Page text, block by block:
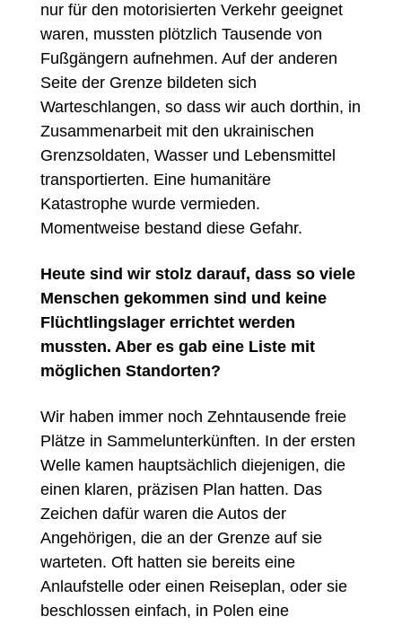
nur für den motorisierten Verkehr geeignet
waren, mussten plötzlich Tausende von
Fußgängern aufnehmen. Auf der anderen
Seite der Grenze bildeten sich
Warteschlangen, so dass wir auch dorthin, in
Zusammenarbeit mit den ukrainischen
Grenzsoldaten, Wasser und Lebensmittel
transportierten. Eine humanitäre
Katastrophe wurde vermieden.
Momentweise bestand diese Gefahr.
Heute sind wir stolz darauf, dass so viele
Menschen gekommen sind und keine
Flüchtlingslager errichtet werden
mussten. Aber es gab eine Liste mit
möglichen Standorten?
Wir haben immer noch Zehntausende freie
Plätze in Sammelunterkünften. In der ersten
Welle kamen hauptsächlich diejenigen, die
einen klaren, präzisen Plan hatten. Das
Zeichen dafür waren die Autos der
Angehörigen, die an der Grenze auf sie
warteten. Oft hatten sie bereits eine
Anlaufstelle oder einen Reiseplan, oder sie
beschlossen einfach, in Polen eine